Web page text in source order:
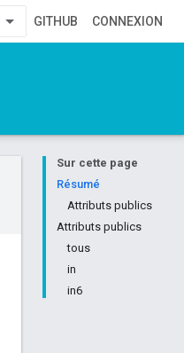
GITHUB CONNEXION
Sur cette page
Résumé
Attributs publics
Attributs publics
tous
in
in6